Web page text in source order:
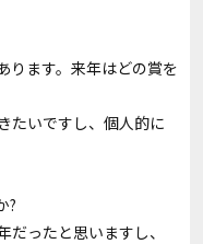
ります。来年はどの賞を
たいですし、個人的に
?
だったと思いますし、